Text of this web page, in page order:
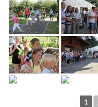
1